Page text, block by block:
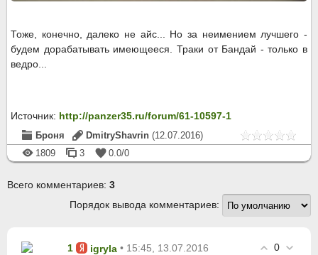
Тоже, конечно, далеко не айс... Но за неимением лучшего -
будем дорабатывать имеющееся. Траки от Бандай - только в
ведро...
Источник: http://panzer35.ru/forum/61-10597-1
Броня DmitryShavrin (12.07.2016)
1809
3 0.0/0
Всего комментариев: 3
Порядок вывода комментариев:
0
1 igryla • 15:45, 13.07.2016